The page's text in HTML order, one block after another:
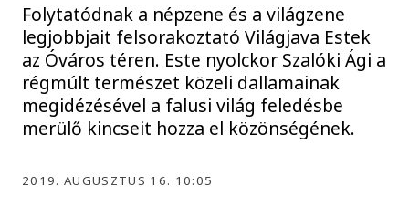
Folytatódnak a népzene és a világzene
legjobbjait felsorakoztató Világjava Estek
az Óváros téren. Este nyolckor Szalóki Ági a
régmúlt természet közeli dallamainak
megidézésével a falusi világ feledésbe
merülő kincseit hozza el közönségének.
2019. AUGUSZTUS 16. 10:05